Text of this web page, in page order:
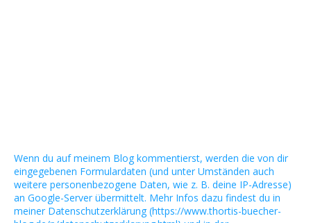
Wenn du auf meinem Blog kommentierst, werden die von dir
eingegebenen Formulardaten (und unter Umständen auch
weitere personenbezogene Daten, wie z. B. deine IP-Adresse)
an Google-Server übermittelt. Mehr Infos dazu findest du in
meiner Datenschutzerklärung (https://www.thortis-buecher-